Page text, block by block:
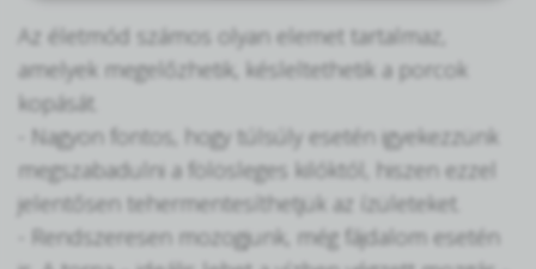
Az életmód számos olyan elemet tartalmaz,
amelyek megelőzhetik, késleltethetik a porcok
kopását.
- Nagyon fontos, hogy túlsúly esetén igyekezzünk
megszabadulni a fölösleges kilóktól, hiszen ezzel
jelentősen tehermentesíthetjük az ízületeket.
- Rendszeresen mozogjunk, még fájdalom esetén